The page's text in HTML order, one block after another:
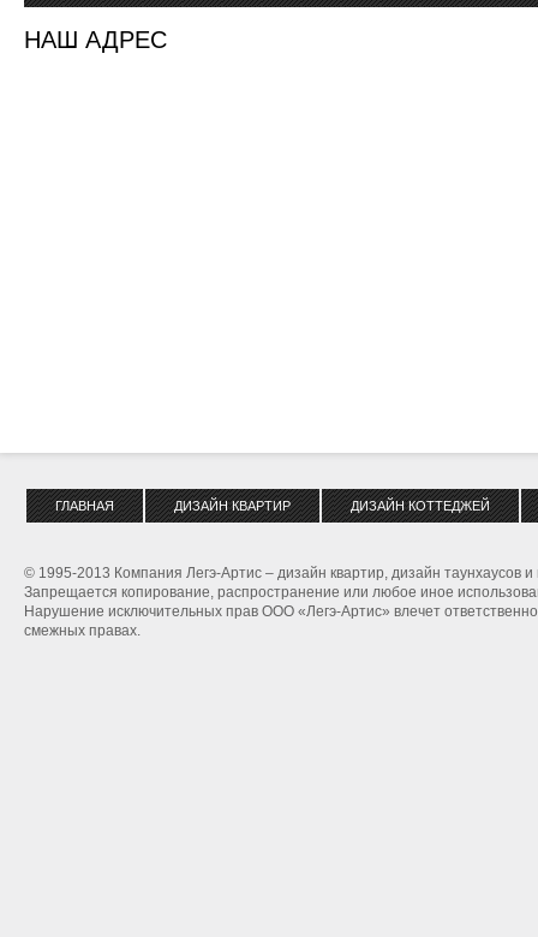
НАШ АДРЕС
ГЛАВНАЯ ДИЗАЙН КВАРТИР ДИЗАЙН КОТТЕДЖЕЙ
© 1995-2013 Компания Легэ-Артис – дизайн квартир, дизайн таунхаусов и
Запрещается копирование, распространение или любое иное
Нарушение исключительных прав ООО «Легэ-Артис» влечет
смежных правах.